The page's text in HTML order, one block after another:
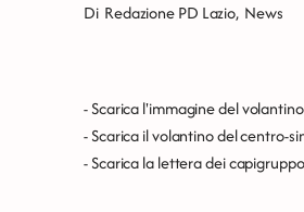
Di Redazione PD Lazio, News
- Scarical'immagine del
- Scaricail volantino del centro-
- Scaricala lettera dei